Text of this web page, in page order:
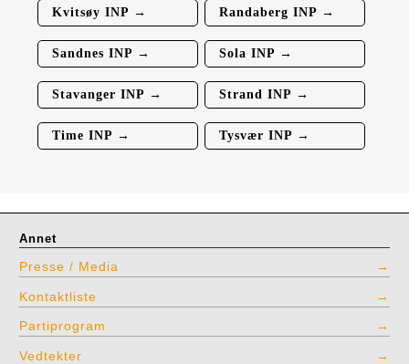
Kvitsøy INP → Randaberg INP →
Sandnes INP → Sola INP →
Stavanger INP → Strand INP →
Time INP → Tysvær INP →
Annet
Presse / Media
Kontaktliste
Partiprogram
Vedtekter